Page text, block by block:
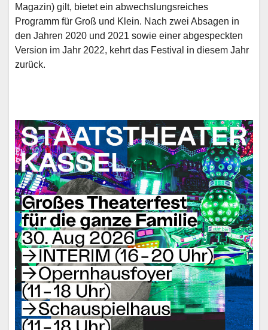
Magazin) gilt, bietet ein abwechslungsreiches
Programm für Groß und Klein. Nach zwei Absagen in
den Jahren 2020 und 2021 sowie einer abgespeckten
Version im Jahr 2022, kehrt das Festival in diesem Jahr
zurück.